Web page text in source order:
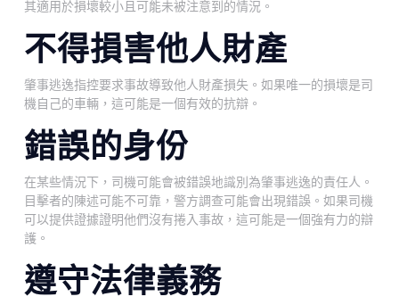
其適用於損壞較小且可能未被注意到的情況。
不得損害他人財產
肇事逃逸指控要求事故導致他人財產損失。如果唯一的損壞是司
機自己的車輛，這可能是一個有效的抗辯。
錯誤的身份
在某些情況下，司機可能會被錯誤地識別為肇事逃逸的責任人。
目擊者的陳述可能不可靠，警方調查可能會出現錯誤。如果司機
可以提供證據證明他們沒有捲入事故，這可能是一個強有力的辯
護。
遵守法律義務